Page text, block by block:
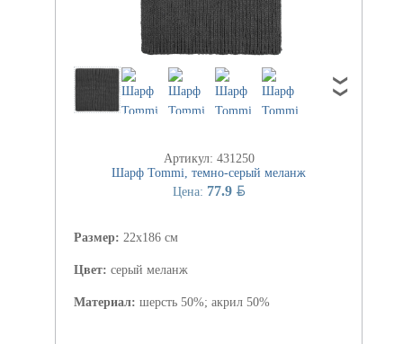
Артикул: 431250
Шарф Tommi, темно-серый меланж
Цена: 77.9 BYN
Размер: 22х186 см
Цвет: серый меланж
Материал: шерсть 50%; акрил 50%